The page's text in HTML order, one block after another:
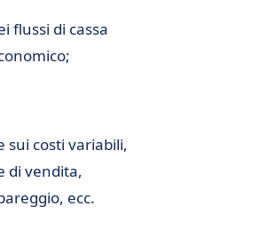
flussi di cassa
sui costi variabili,
di vendita,
ecc.